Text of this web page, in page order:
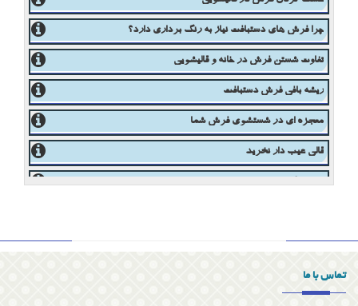
نکات طلایی شستشوی فرش در خانه
خشک کردن فرش در قالیشویی
چرا فرش های دستبافت نیاز به رنگ برداری دارد؟
تفاوت شستن فرش در خانه و قالیشویی
ریشه بافی فرش دستبافت
معجزه ای در شستشوی فرش شما
جارو زدن فرش
تماس با ما